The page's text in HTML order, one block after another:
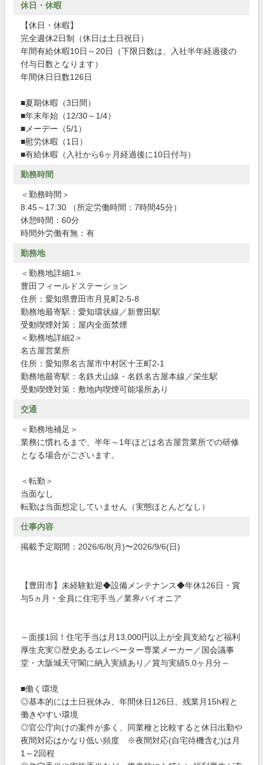
休日・休暇
【休日・休暇】
完全週休2日制（休日は土日祝日）
年間有給休暇10日～20日（下限日数は、入社半年経過後の
付与日数となります）
年間休日日数126日
■夏期休暇（3日間）
■年末年始（12/30～1/4）
■メーデー（5/1）
■慰労休暇（1日）
■有給休暇（入社から6ヶ月経過後に10日付与）
勤務時間
＜勤務時間＞
8:45～17:30 （所定労働時間：7時間45分）
休憩時間：60分
時間外労働有無：有
勤務地
＜勤務地詳細1＞
豊田フィールドステーション
住所：愛知県豊田市月見町2-5-8
勤務地最寄駅：愛知環状線／新豊田駅
受動喫煙対策：屋内全面禁煙
＜勤務地詳細2＞
名古屋営業所
住所：愛知県名古屋市中村区十王町2-1
勤務地最寄駅：名鉄犬山線・名鉄名古屋本線／栄生駅
受動喫煙対策：敷地内喫煙可能場所あり
交通
＜勤務地補足＞
業務に慣れるまで、半年～1年ほどは名古屋営業所での研修
となる場合がございます。
＜転勤＞
当面なし
転勤は当面想定していません（実態ほとんどなし）
仕事内容
掲載予定期間：2026/6/8(月)〜2026/9/6(日)
【豊田市】未経験歓迎◆設備メンテナンス◆年休126日・賞
与5ヵ月・全員に住宅手当／業界パイオニア
～面接1回！住宅手当は月13,000円以上が全員支給など福利
厚生充実◎歴史あるエレベーター専業メーカー／国会議事
堂・大阪城天守閣に納入実績あり／賞与実績5.0ヶ月分～
■働く環境
◎基本的には土日祝休み、年間休日126日、残業月15h程と
働きやすい環境
◎官公庁向けの案件が多く、同業種と比較すると休日出勤や
夜間対応はかなり低い頻度 ※夜間対応(自宅待機含む)は月
1～2回程